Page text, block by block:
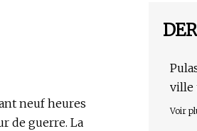
neuf heures
de guerre. La
ville
Voir